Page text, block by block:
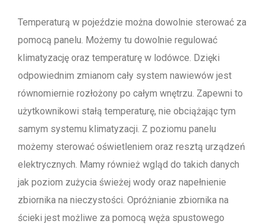
Temperaturą w pojeździe można dowolnie sterować za
pomocą panelu. Możemy tu dowolnie regulować
klimatyzację oraz temperaturę w lodówce. Dzięki
odpowiednim zmianom cały system nawiewów jest
równomiernie rozłożony po całym wnętrzu. Zapewni to
użytkownikowi stałą temperaturę, nie obciążając tym
samym systemu klimatyzacji. Z poziomu panelu
możemy sterować oświetleniem oraz resztą urządzeń
elektrycznych. Mamy również wgląd do takich danych
jak poziom zużycia świeżej wody oraz napełnienie
zbiornika na nieczystości. Opróżnianie zbiornika na
ścieki jest możliwe za pomocą węża spustowego